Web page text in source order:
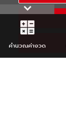
คำนวณค่างวด